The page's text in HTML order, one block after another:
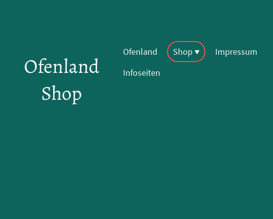
Ofenland
Shop
Ofenland Shop Impressum
Infoseiten